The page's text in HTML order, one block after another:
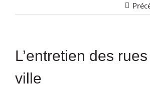
L’entretien des
ville